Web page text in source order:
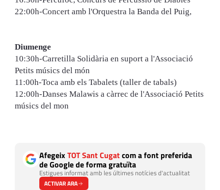
22:00h-Concert amb l'Orquestra la Banda del Puig,
Diumenge
10:30h-Carretilla Solidària en suport a l'Associació
Petits músics del món
11:00h-Toca amb els Tabalets (taller de tabals)
12:00h-Danses Malawis a càrrec de l'Associació Petits
músics del mon
AfegeixTOT Sant Cugatcom a font preferida
de Google de forma gratuïta
Estigues informat amb les últimes notícies d'actualitat
ACTIVAR ARA